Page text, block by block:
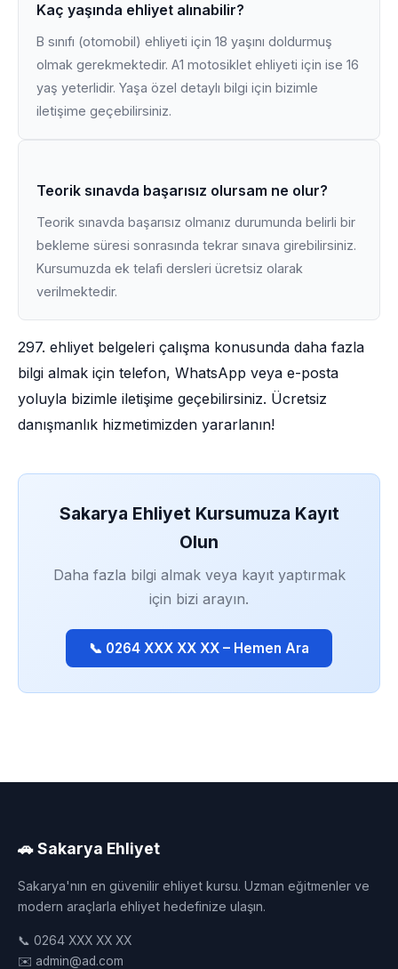
Kaç yaşında ehliyet alınabilir?
B sınıfı (otomobil) ehliyeti için 18 yaşını doldurmuş
olmak gerekmektedir. A1 motosiklet ehliyeti için ise 16
yaş yeterlidir. Yaşa özel detaylı bilgi için bizimle
iletişime geçebilirsiniz.
Teorik sınavda başarısız olursam ne olur?
Teorik sınavda başarısız olmanız durumunda belirli bir
bekleme süresi sonrasında tekrar sınava girebilirsiniz.
Kursumuzda ek telafi dersleri ücretsiz olarak
verilmektedir.
297. ehliyet belgeleri çalışma konusunda daha fazla
bilgi almak için telefon, WhatsApp veya e-posta
yoluyla bizimle iletişime geçebilirsiniz. Ücretsiz
danışmanlık hizmetimizden yararlanın!
Sakarya Ehliyet Kursumuza Kayıt
Olun
Daha fazla bilgi almak veya kayıt yaptırmak
için bizi arayın.
📞 0264 XXX XX XX – Hemen Ara
🚗 Sakarya Ehliyet
Sakarya'nın en güvenilir ehliyet kursu. Uzman eğitmenler ve
modern araçlarla ehliyet hedefinize ulaşın.
📞 0264 XXX XX XX
✉️ admin@ad.com